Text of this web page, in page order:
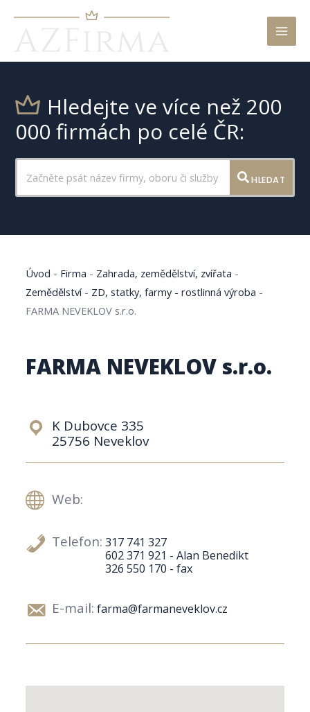
Hledejte ve více než 200
000 firmách po celé ČR:
HLEDAT
Úvod - Firma - Zahrada, zemědělství, zvířata -
Zemědělství- ZD, statky, farmy - rostlinná výroba -
FARMA NEVEKLOV s.r.o.
FARMA NEVEKLOV s.r.o.
K Dubovce 335
25756 Neveklov
Web:
Telefon: 317 741 327
602 371 921 - Alan Benedikt
326 550 170 - fax
E-mail: farma@farmaneveklov.cz